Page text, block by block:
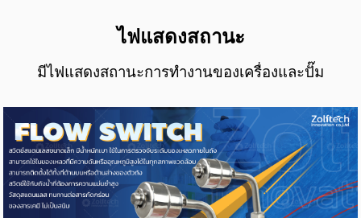
ไฟแสดงสถานะ
มีไฟแสดงสถานะการทำงานของเครื่องและปั๊ม